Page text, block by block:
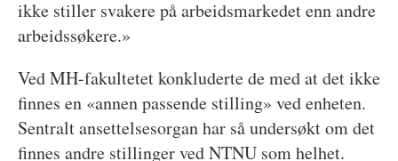
ikke stiller svakere på arbeidsmarkedet enn andre
arbeidssøkere.»
Ved MH-fakultetet konkluderte de med at det ikke
finnes en «annen passende stilling» ved enheten.
Sentralt ansettelsesorgan har så undersøkt om det
finnes andre stillinger ved NTNU som helhet.